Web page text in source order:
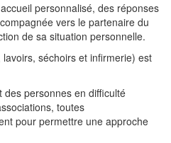
personnalisé, des réponses
vers le partenaire du
de sa situation personnelle.
séchoirs et infirmerie) est
personnes en difficulté
toutes
pour permettre une approche